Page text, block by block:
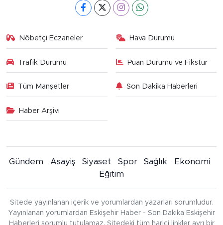
Nöbetçi Eczaneler Hava Durumu
Trafik Durumu Puan Durumu ve Fikstür
Tüm Manşetler Son Dakika Haberleri
Haber Arşivi
Gündem Asayiş Siyaset Spor Sağlık
Ekonomi
Eğitim
Sitede yayınlanan içerik ve yorumlardan yazarları sorumludur.
Yayınlanan yorumlardan Eskişehir Haber - Son Dakika Eskişehir
Haberleri sorumlu tutulamaz. Sitedeki tüm harici linkler ayrı bir